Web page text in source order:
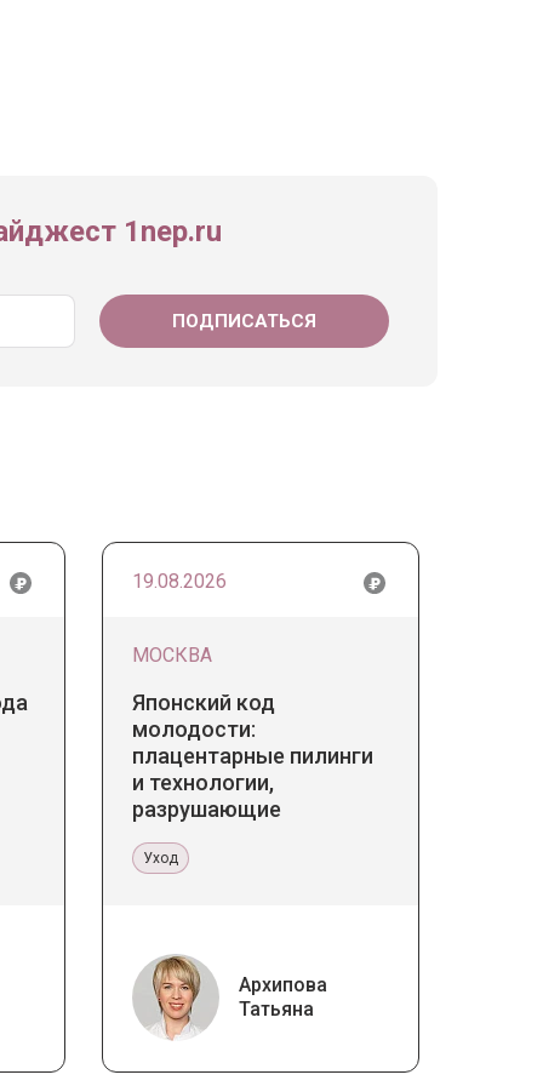
1nep.ru
19.08.2026
МОСКВА
Японский код
молодости:
плацентарные пилинги
и технологии,
разрушающие
Уход
Архипова
Татьяна